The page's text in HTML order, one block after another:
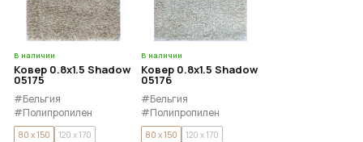
В наличии
Ковер 0.8x1.5 Shadow
05175
#Бельгия
#Полипропилен
80 x 150
120 x 170
В наличии
Ковер 0.8x1.5 Shadow
05176
#Бельгия
#Полипропилен
80 x 150
120 x 170